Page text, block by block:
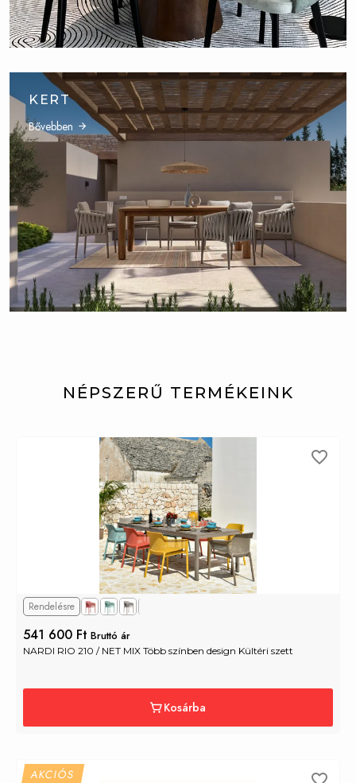
KERT
Bővebben
NÉPSZERŰ TERMÉKEINK
Rendelésre
541 600 Ft Bruttó ár
NARDI RIO 210 / NET MIX Több színben design Kültéri szett
Kosárba
AKCIÓS